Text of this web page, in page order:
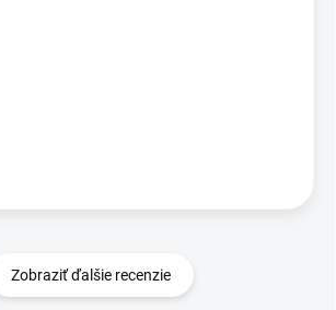
Zobraziť ďalšie recenzie